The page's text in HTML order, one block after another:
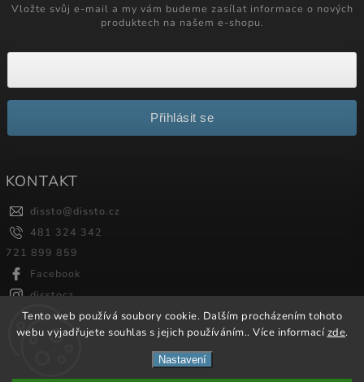
Tento web používá soubory cookie. Dalším procházením tohoto
webu vyjadřujete souhlas s jejich používáním.. Více informacízde.
Nastavení
Vložte svůj e-mail a my vám budeme zasílat informace o nových
produktech na našem e-shopu.
Přihlásit se
KONTAKT
dissto@dissto.cz
481 324 342
721 899 859
Facebook
disstocz
Shoptet| Design